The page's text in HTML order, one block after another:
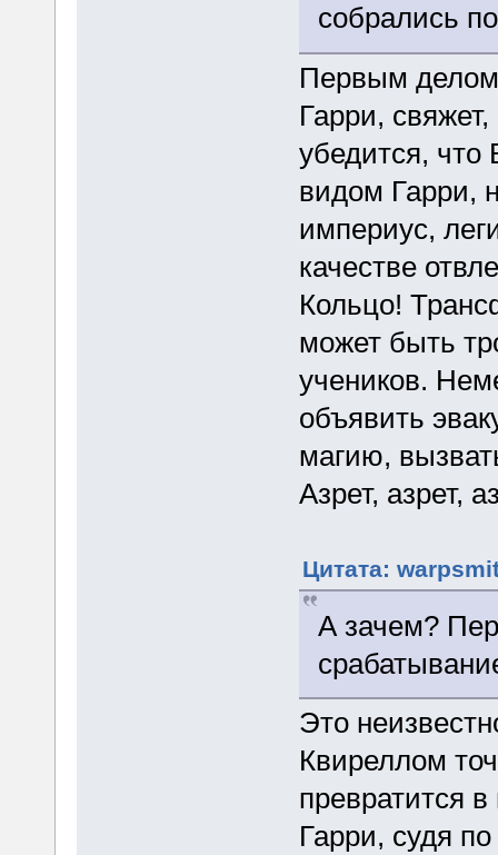
собрались
Первым
Гарри,
убедится, что
видом Гарри,
империус,
качестве
Кольцо!
может быть
учеников.
объявить
магию,
Азрет, азрет,
Цитата:
А зачем?
Это
Квиреллом
превратится
Гарри, судя